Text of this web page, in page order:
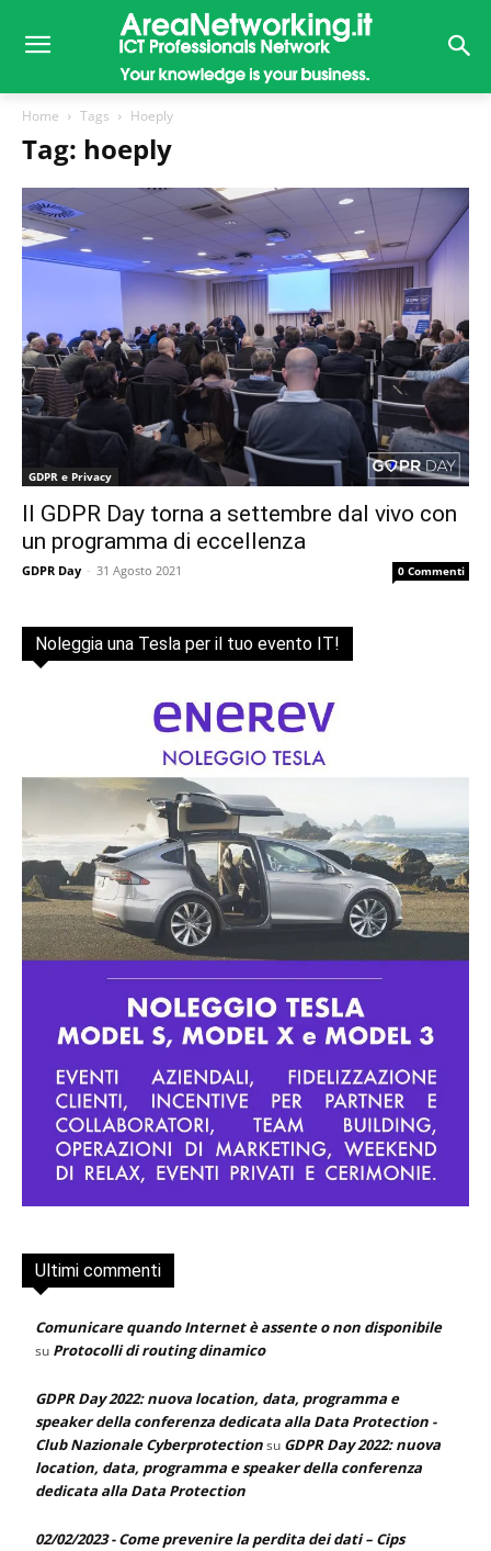
Home Tags Hoeply
Tag: hoeply
GDPR e Privacy
Il GDPR Day torna a settembre dal vivo con
un programma di eccellenza
GDPR Day - 31 Agosto 2021 0 Commenti
Noleggia una Tesla per il tuo evento IT!
Ultimi commenti
Comunicare quando Internet è assente o non disponibile
su Protocolli di routing dinamico
GDPR Day 2022: nuova location, data, programma e
speaker della conferenza dedicata alla Data Protection -
Club Nazionale Cyberprotectionsu GDPR Day 2022: nuova
location, data, programma e speaker della conferenza
dedicata alla Data Protection
02/02/2023 - Come prevenire la perdita dei dati – Cips